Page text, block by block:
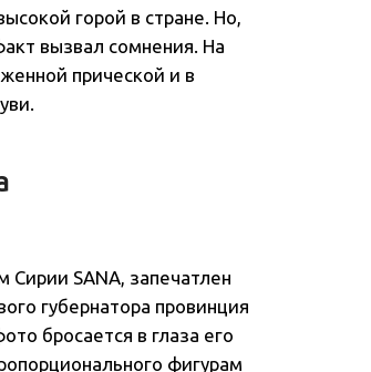
горой в стране. Но,
вызвал сомнения. На
прической и в
Сирии SANA, запечатлен
губернатора провинция
бросается в глаза его
фигурам